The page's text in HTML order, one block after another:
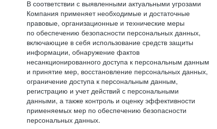
В соответствии с выявленными актуальными угрозами
Компания применяет необходимые и достаточные
правовые, организационные и технические меры
по обеспечению безопасности персональных данных,
включающие в себя использование средств защиты
информации, обнаружение фактов
несанкционированного доступа к персональным данным
и принятие мер, восстановление персональных данных,
ограничение доступа к персональным данным,
регистрацию и учет действий с персональными
данными, а также контроль и оценку эффективности
применяемых мер по обеспечению безопасности
персональных данных.